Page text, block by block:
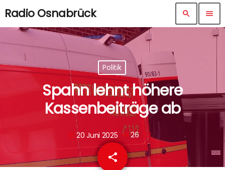
Radio Osnabrück search menu
Politik
Spahn lehnt höhere
Kassenbeiträge ab
20 Juni 2025 26
share
email